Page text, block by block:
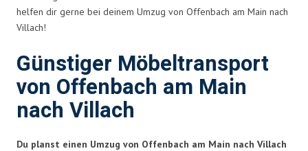
helfen dir gerne bei deinem Umzug von Offenbach am Main nach
Villach!
Günstiger Möbeltransport
von Offenbach am Main
nach Villach
Du planst einen Umzug von Offenbach am Main nach Villach